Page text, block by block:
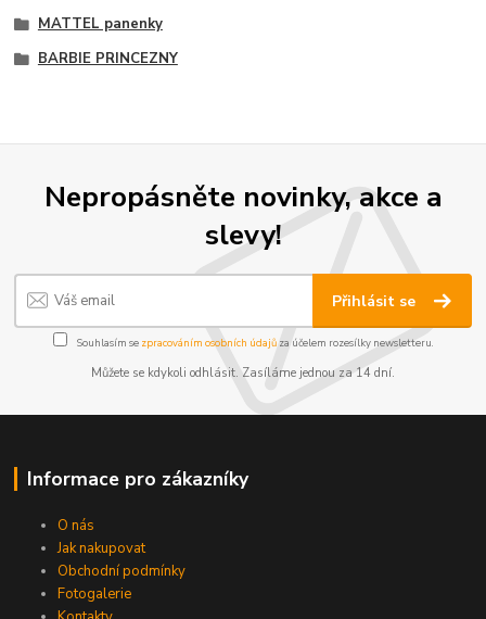
MATTEL panenky
BARBIE PRINCEZNY
Nepropásněte novinky, akce a
slevy!
Přihlásit se
Souhlasím se zpracováním osobních údajůza účelem rozesílky newsletteru.
Můžete se kdykoli odhlásit. Zasíláme jednou za 14 dní.
Informace pro zákazníky
O nás
Jak nakupovat
Obchodní podmínky
Fotogalerie